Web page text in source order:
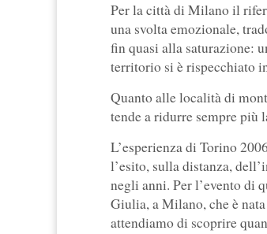
Per la città di Milano il
una svolta emozionale,
fin quasi alla saturazione:
territorio si è rispecchiato
Quanto alle località di
tende a ridurre sempre più
L’esperienza di Torino
l’esito, sulla distanza,
negli anni. Per l’evento di
Giulia, a Milano, che è
attendiamo di scoprire